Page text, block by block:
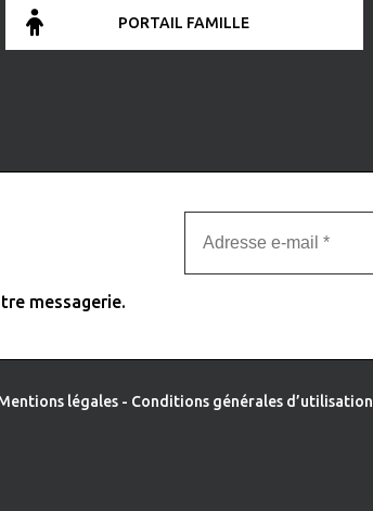
PORTAIL FAMILLE
messagerie.
légales- Conditions générales d’utilisation